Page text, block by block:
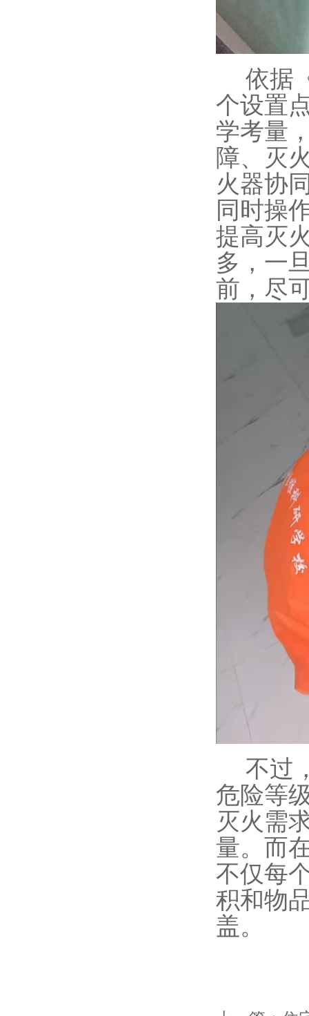
依据
个设置
学考量
障、灭
火器协
同时操
提高灭
多，一
前，尽
不过
危险等
灭火需
量。而
不仅每
积和物
盖。